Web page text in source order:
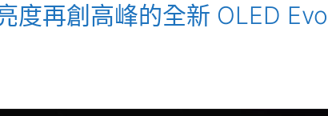
度再創高峰的全新 OLED Evo